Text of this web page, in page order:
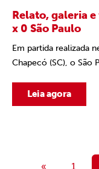
Relato, galeria
x 0 São Paulo
Em partida realizada
Chapecó (SC), o São
Leia agora
« 1